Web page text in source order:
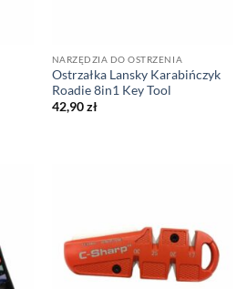
NARZĘDZIA DO OSTRZENIA
Ostrzałka Lansky Karabińczyk
Roadie 8in1 Key Tool
42,90zł